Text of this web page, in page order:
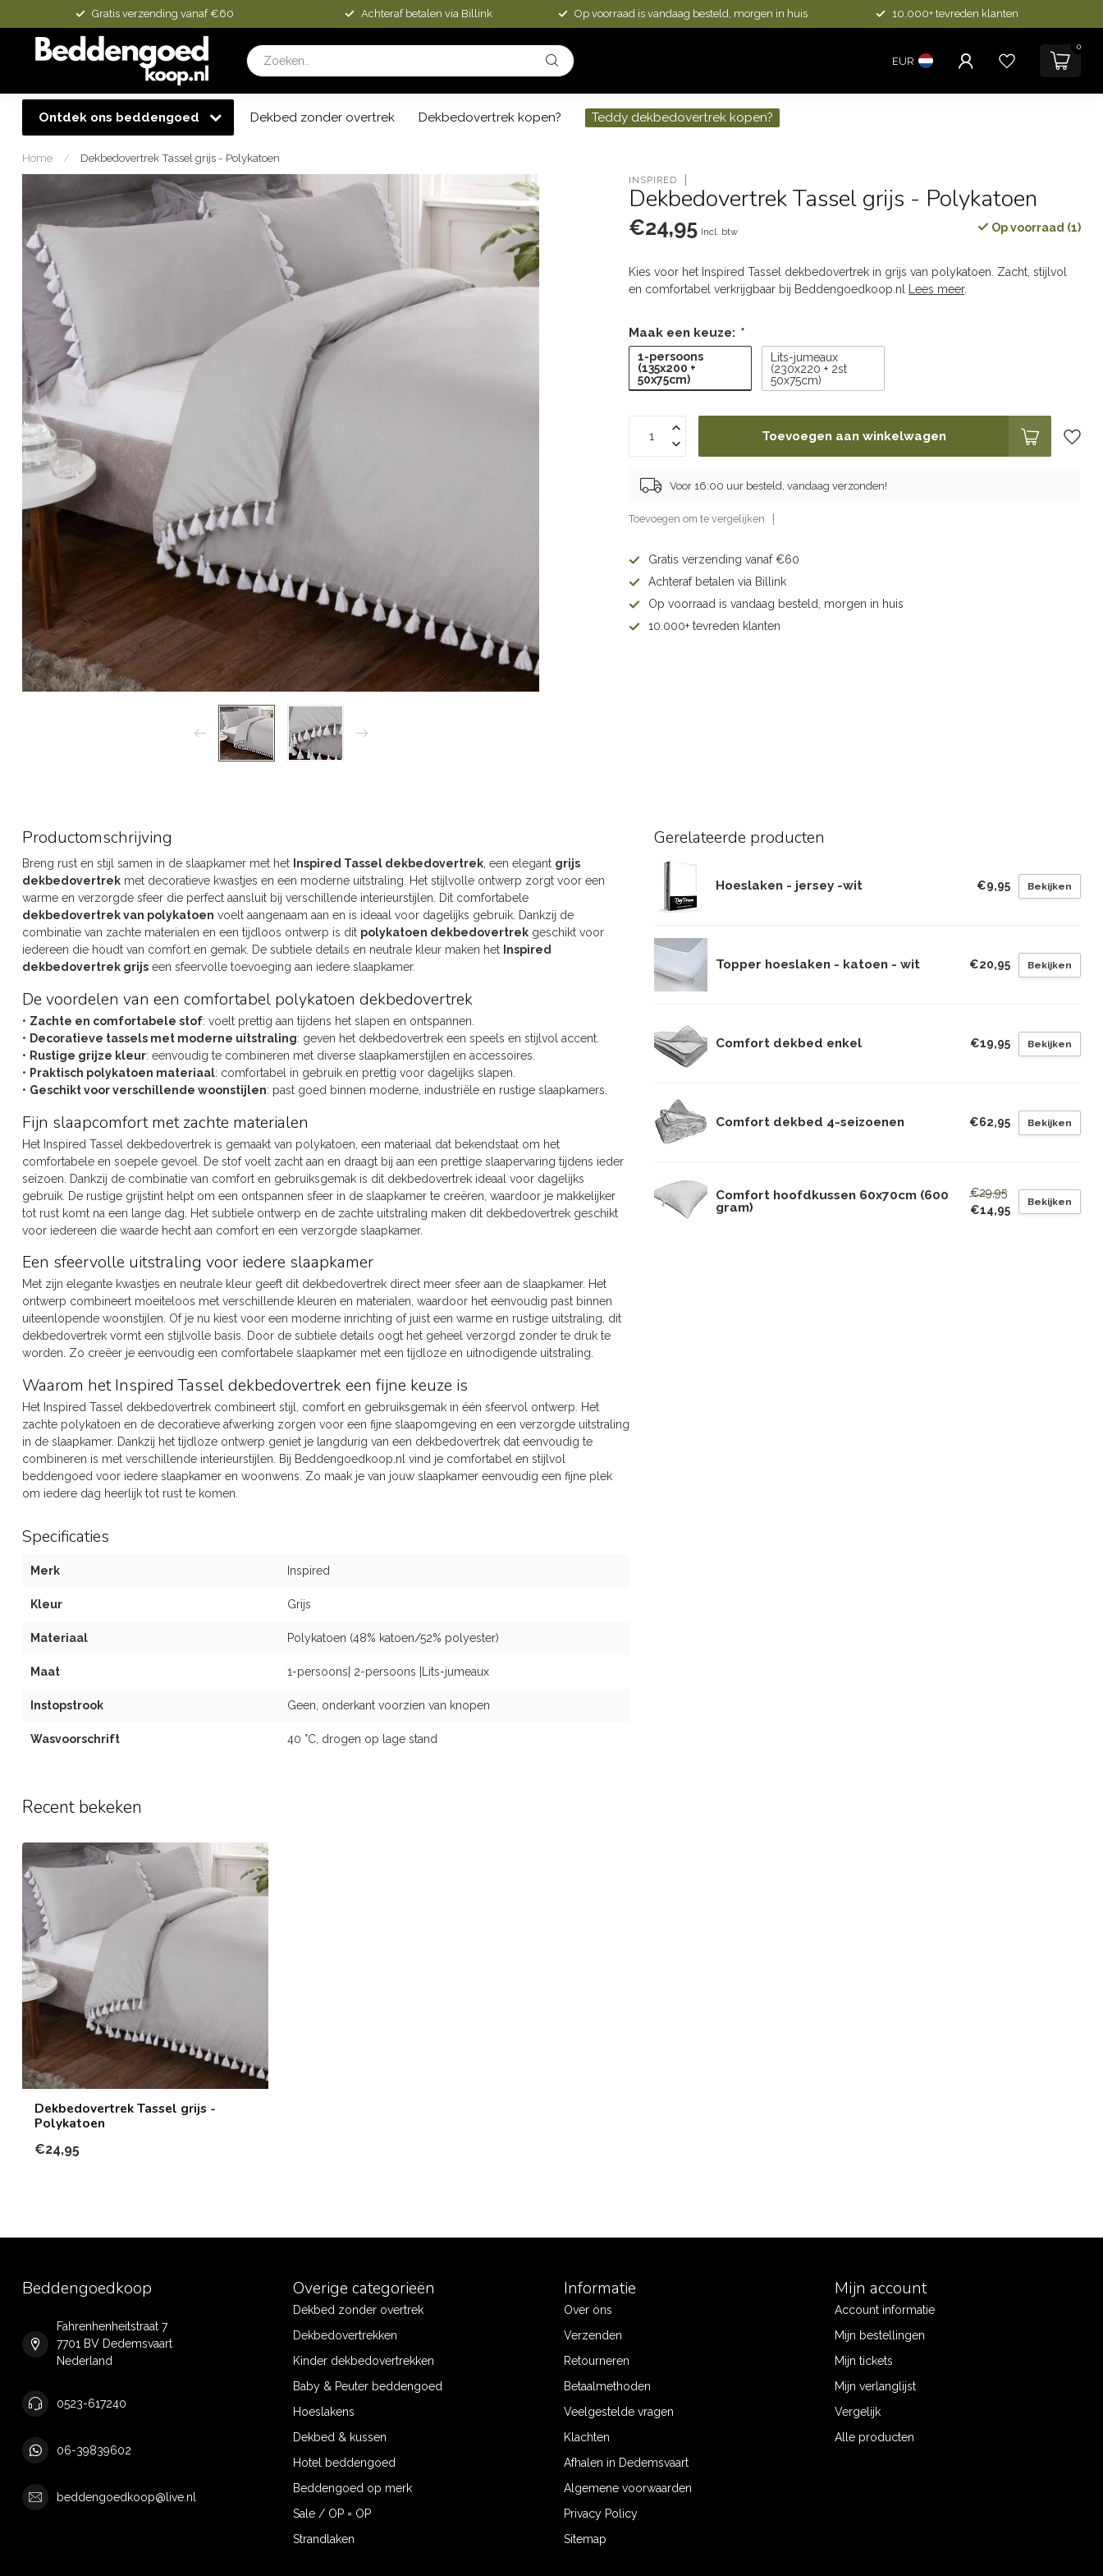
Gratis verzending vanaf €60 Achteraf betalen via Billink Op voorraad is vandaag besteld, morgen in huis 10.000+ tevreden klanten
EUR
0
Ontdek ons beddengoed Dekbed zonder overtrek Dekbedovertrek kopen? Teddy dekbedovertrek kopen?
Home / Dekbedovertrek Tassel grijs - Polykatoen
INSPIRED
Dekbedovertrek Tassel grijs - Polykatoen
€24,95 Incl. btw Op voorraad (1)
Kies voor het Inspired Tassel dekbedovertrek in grijs van polykatoen. Zacht, stijlvol
en comfortabel verkrijgbaar bij Beddengoedkoop.nl
Lees meer.
Maak een keuze: *
1-persoons
(135x200 +
50x75cm)
Lits-jumeaux
(230x220 + 2st
50x75cm)
Toevoegen aan winkelwagen
Voor 16:00 uur besteld, vandaag verzonden!
Toevoegen om te vergelijken
Gratis verzending vanaf €60
Achteraf betalen via Billink
Op voorraad is vandaag besteld, morgen in huis
10.000+ tevreden klanten
Productomschrijving
Breng rust en stijl samen in de slaapkamer met het Inspired Tassel dekbedovertrek , een elegant grijs
dekbedovertrek met decoratieve kwastjes en een moderne uitstraling. Het stijlvolle ontwerp zorgt voor een
warme en verzorgde sfeer die perfect aansluit bij verschillende interieurstijlen. Dit comfortabele
dekbedovertrek van polykatoen voelt aangenaam aan en is ideaal voor dagelijks gebruik. Dankzij de
combinatie van zachte materialen en een tijdloos ontwerp is dit polykatoen dekbedovertrek geschikt voor
iedereen die houdt van comfort en gemak. De subtiele details en neutrale kleur maken het Inspired
dekbedovertrek grijs een sfeervolle toevoeging aan iedere slaapkamer.
De voordelen van een comfortabel polykatoen dekbedovertrek
• Zachte en comfortabele stof: voelt prettig aan tijdens het slapen en ontspannen.
• Decoratieve tassels met moderne uitstraling: geven het dekbedovertrek een speels en stijlvol accent.
• Rustige grijze kleur: eenvoudig te combineren met diverse slaapkamerstijlen en accessoires.
• Praktisch polykatoen materiaal: comfortabel in gebruik en prettig voor dagelijks slapen.
• Geschikt voor verschillende woonstijlen: past goed binnen moderne, industriële en rustige slaapkamers.
Fijn slaapcomfort met zachte materialen
Het Inspired Tassel dekbedovertrek is gemaakt van polykatoen, een materiaal dat bekendstaat om het
comfortabele en soepele gevoel. De stof voelt zacht aan en draagt bij aan een prettige slaapervaring tijdens ieder
seizoen. Dankzij de combinatie van comfort en gebruiksgemak is dit dekbedovertrek ideaal voor dagelijks
gebruik. De rustige grijstint helpt om een ontspannen sfeer in de slaapkamer te creëren, waardoor je makkelijker
tot rust komt na een lange dag. Het subtiele ontwerp en de zachte uitstraling maken dit dekbedovertrek geschikt
voor iedereen die waarde hecht aan comfort en een verzorgde slaapkamer.
Een sfeervolle uitstraling voor iedere slaapkamer
Met zijn elegante kwastjes en neutrale kleur geeft dit dekbedovertrek direct meer sfeer aan de slaapkamer. Het
ontwerp combineert moeiteloos met verschillende kleuren en materialen, waardoor het eenvoudig past binnen
uiteenlopende woonstijlen. Of je nu kiest voor een moderne inrichting of juist een warme en rustige uitstraling, dit
dekbedovertrek vormt een stijlvolle basis. Door de subtiele details oogt het geheel verzorgd zonder te druk te
worden. Zo creëer je eenvoudig een comfortabele slaapkamer met een tijdloze en uitnodigende uitstraling.
Waarom het Inspired Tassel dekbedovertrek een fijne keuze is
Het Inspired Tassel dekbedovertrek combineert stijl, comfort en gebruiksgemak in één sfeervol ontwerp. Het
zachte polykatoen en de decoratieve afwerking zorgen voor een fijne slaapomgeving en een verzorgde uitstraling
in de slaapkamer. Dankzij het tijdloze ontwerp geniet je langdurig van een dekbedovertrek dat eenvoudig te
combineren is met verschillende interieurstijlen. Bij Beddengoedkoop.nl vind je comfortabel en stijlvol
beddengoed voor iedere slaapkamer en woonwens. Zo maak je van jouw slaapkamer eenvoudig een fijne plek
om iedere dag heerlijk tot rust te komen.
Specificaties
Merk Inspired
Kleur Grijs
Materiaal Polykatoen (48% katoen/52% polyester)
Maat 1-persoons| 2-persoons |Lits-jumeaux
Instopstrook Geen, onderkant voorzien van knopen
Wasvoorschrift 40 °C, drogen op lage stand
Gerelateerde producten
Hoeslaken - jersey -wit €9,95 Bekijken
Topper hoeslaken - katoen - wit €20,95 Bekijken
Comfort dekbed enkel €19,95 Bekijken
Comfort dekbed 4-seizoenen €62,95 Bekijken
Comfort hoofdkussen 60x70cm (600
gram)
€29,95
€14,95
Bekijken
Recent bekeken
Dekbedovertrek Tassel grijs -
Polykatoen
€24,95
Beddengoedkoop
Fahrenhenheitstraat 7
7701 BV Dedemsvaart
Nederland
0523-617240
06-39839602
beddengoedkoop@live.nl
Overige categorieën
Dekbed zonder overtrek
Dekbedovertrekken
Kinder dekbedovertrekken
Baby & Peuter beddengoed
Hoeslakens
Dekbed & kussen
Hotel beddengoed
Beddengoed op merk
Sale / OP = OP
Strandlaken
Informatie
Over ons
Verzenden
Retourneren
Betaalmethoden
Veelgestelde vragen
Klachten
Afhalen in Dedemsvaart
Algemene voorwaarden
Privacy Policy
Sitemap
Mijn account
Account informatie
Mijn bestellingen
Mijn tickets
Mijn verlanglijst
Vergelijk
Alle producten